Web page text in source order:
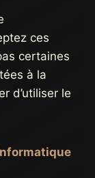
ces
certaines
à la
d’utiliser le